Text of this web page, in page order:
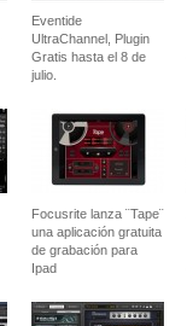
Eventide
UltraChannel, Plugin
Gratis hasta el 8 de
julio.
Focusrite lanza ¨Tape¨
una aplicación gratuita
de grabación para
Ipad